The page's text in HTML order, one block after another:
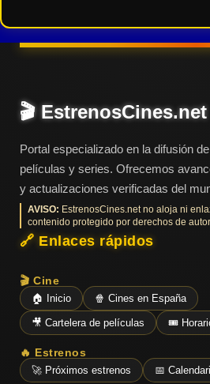
🎬 EstrenosCines.net
Portal especializado en la difusión de
películas y series. Ofrecemos
y actualizaciones verificadas del
AVISO: EstrenosCines.net no aloja ni
contenido protegido por derechos de
🔗 Enlaces rápidos
🎬 Cine
🏠 Inicio 🍿 Cines en España
🎥 Cartelera de películas 🎟️
🔥 Estrenos
🚀 Próximos estrenos 📅